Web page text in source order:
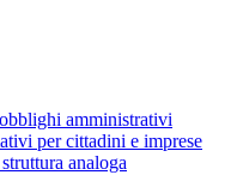
amministrativi
per cittadini e imprese
analoga